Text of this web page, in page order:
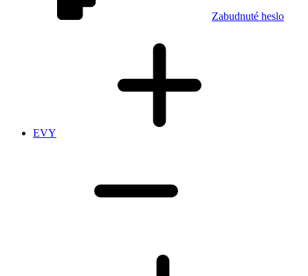
Zabudnuté heslo
EVY